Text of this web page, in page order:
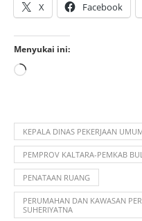
X Facebook
Menyukai ini:
KEPALA DINAS PEKERJAAN
PEMPROV KALTARA-PEMKAB
PENATAAN RUANG
PERUMAHAN DAN KAWASAN
SUHERIYATNA